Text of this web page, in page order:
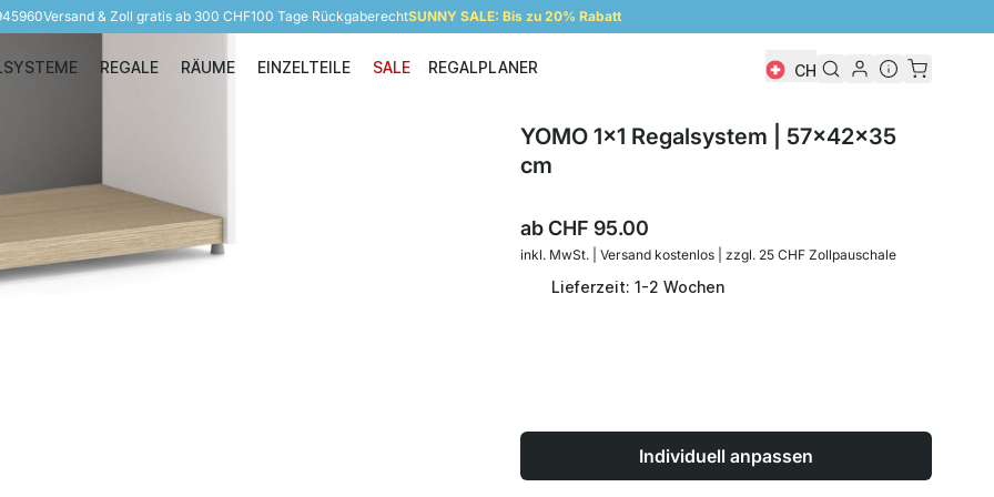
Versand & Zoll gratis ab 300 CHF100 Tage RückgaberechtSUNNY SALE: Bis zu 20% Rabatt
Regalsysteme
REGALE
Regale
RÄUME
Räume
EINZELTEILE
Einzelteile
SALE REGALPLANER CH
YOMO 1x1 Regalsystem | 57x42x35
cm
abCHF 95.00
inkl. MwSt. | Versand kostenlos | zzgl. 25 CHF Zollpauschale
Lieferzeit: 1-2 Wochen
Individuell anpassen